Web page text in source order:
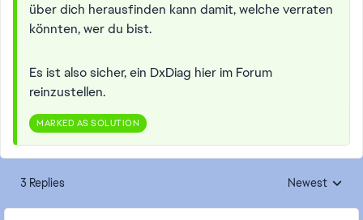
über dich herausfinden kann damit, welche verraten
könnten, wer du bist.
Es ist also sicher, ein DxDiag hier im Forum
reinzustellen.
MARKED AS SOLUTION
3 Replies Replies sorted
Newest